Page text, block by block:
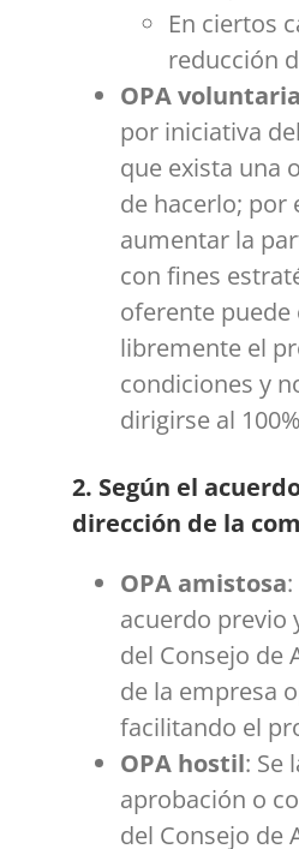
En ciertos
reducción
OPA voluntaria
por iniciativa
que exista una
de hacerlo; por
aumentar la
con fines
oferente puede
libremente el
condiciones y
dirigirse al
2. Según el
dirección de la
OPA amistosa
acuerdo previo
del Consejo de
de la empresa
facilitando el
OPA hostil: Se
aprobación o
del Consejo de